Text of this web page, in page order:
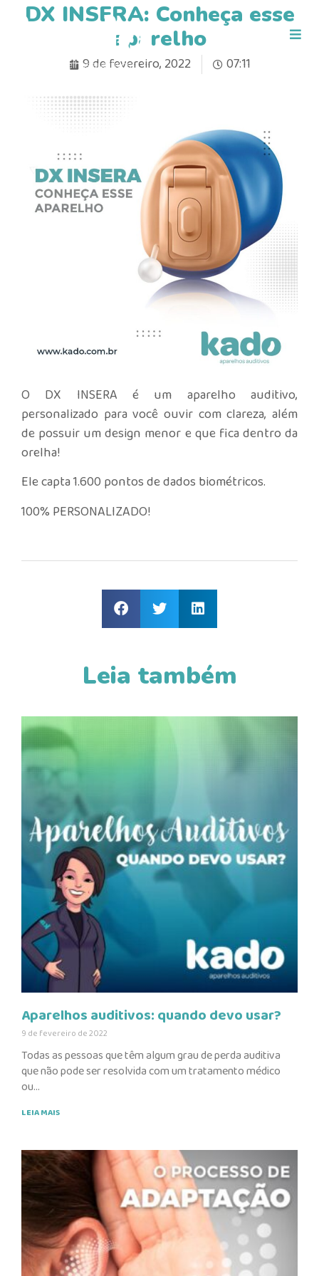
DX INSERA: Conheça esse
aparelho
9 de fevereiro, 2022 07:11
O DX INSERA é um aparelho auditivo,
personalizado para você ouvir com clareza, além
de possuir um design menor e que fica dentro da
orelha!
Ele capta 1.600 pontos de dados biométricos.
100% PERSONALIZADO!
Leia também
Aparelhos auditivos: quando devo usar?
9 de fevereiro de 2022
Todas as pessoas que têm algum grau de perda auditiva
que não pode ser resolvida com um tratamento médico
ou
LEIA MAIS